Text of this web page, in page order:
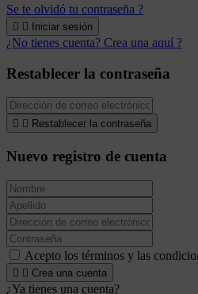
Se te olvidó tu contraseña ?
  Iniciar sesión
¿No tienes cuenta? Crea una aquí ?
Restablecer la contraseña
  Restablecer la contraseña
Nuevo registro de cuenta
Acepto los términos y las
  Crea una cuenta
¿Ya tienes una cuenta?